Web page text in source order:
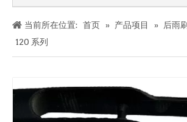
当前所在位置: 首页 » 产品项目 » 后雨
120 系列